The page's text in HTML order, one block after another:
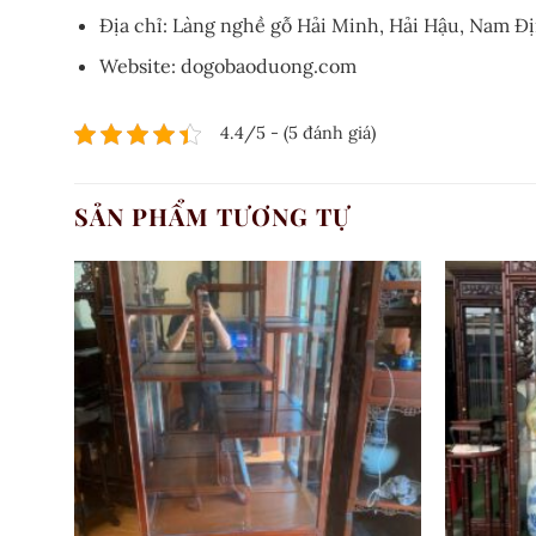
Địa chỉ: Làng nghề gỗ Hải Minh, Hải Hậu, Nam
Website: dogobaoduong.com
4.4/5 - (5 đánh giá)
SẢN PHẨM TƯƠNG TỰ